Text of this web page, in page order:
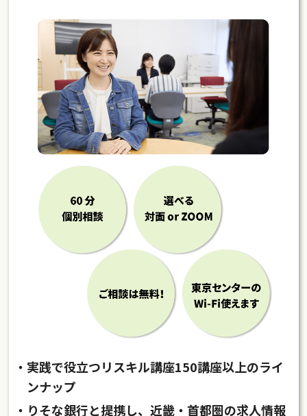
・実践で役立つリスキル講座150講座以上のライ
ンナップ
・りそな銀行と提携し、近畿・首都圏の求人情報